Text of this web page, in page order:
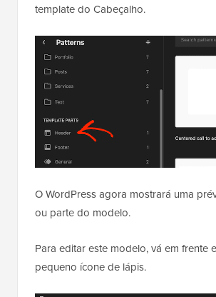
template do Cabeçalho.
O WordPress agora mostrará uma
ou parte do modelo.
Para editar este modelo, vá em frente
pequeno ícone de lápis.